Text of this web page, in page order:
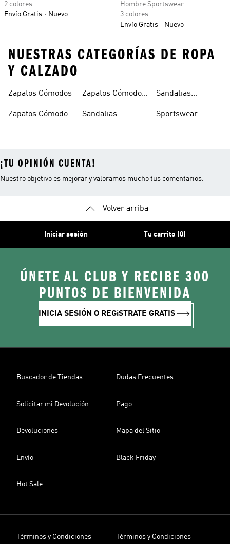
2 colores
Envío Gratis
Nuevo
Hombre Sportswear
3 colores
Envío Gratis
Nuevo
NUESTRAS CATEGORÍAS DE ROPA
Y CALZADO
Zapatos Cómodos
Zapatos Cómodos
Zapatos Cómodos
Sandalias
Sandalias
Sportswear -
¡TU OPINIÓN CUENTA!
Nuestro objetivo es mejorar y valoramos mucho tus comentarios.
Volver arriba
Iniciar sesión Tu carrito (0)
ÚNETE AL CLUB Y RECIBE 300
PUNTOS DE BIENVENIDA
INICIA SESIÓN O REGíSTRATE GRATIS
Buscador de Tiendas Dudas Frecuentes
Solicitar mi Devolución Pago
Devoluciones Mapa del Sitio
Envío Black Friday
Hot Sale
Términos y Condiciones
Términos y Condiciones